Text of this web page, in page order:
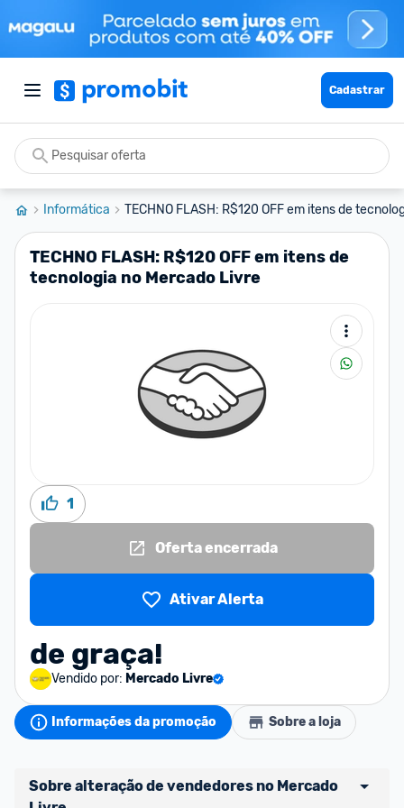
Cadastrar
Informática TECHNO FLASH: R$120 OFF em itens de
TECHNO FLASH: R$120 OFF em itens de
tecnologia no Mercado Livre
1
Oferta encerrada
Ativar Alerta
de graça!
Vendido por: Mercado Livre
Informações da promoção Sobre a loja
Sobre alteração de vendedores no Mercado